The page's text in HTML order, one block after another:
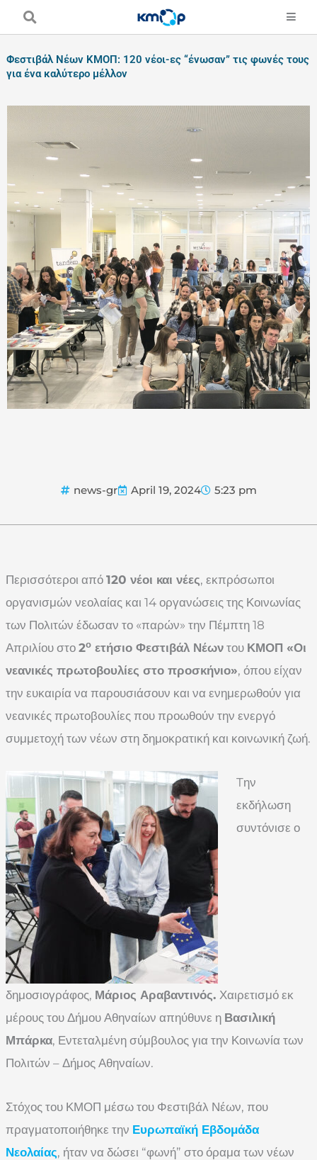
Φεστιβάλ Νέων ΚΜΟΠ: 120 νέοι-ες “ένωσαν” τις φωνές τους
για ένα καλύτερο μέλλον
news-gr April 19, 2024 5:23 pm
Περισσότεροι από 120 νέοι και νέες, εκπρόσωποι
οργανισμών νεολαίας και 14 οργανώσεις της Κοινωνίας
των Πολιτών έδωσαν το «παρών» την Πέμπτη 18
Απριλίου στο 2ο ετήσιο Φεστιβάλ Νέων του ΚΜΟΠ «Οι
νεανικές πρωτοβουλίες στο προσκήνιο», όπου είχαν
την ευκαιρία να παρουσιάσουν και να ενημερωθούν για
νεανικές πρωτοβουλίες που προωθούν την ενεργό
συμμετοχή των νέων στη δημοκρατική και κοινωνική ζωή.
Tην
εκδήλωση
συντόνισε ο
δημοσιογράφος, Μάριος Αραβαντινός. Χαιρετισμό εκ
μέρους του Δήμου Αθηναίων απηύθυνε η Βασιλική
Μπάρκα, Εντεταλμένη σύμβουλος για την Κοινωνία των
Πολιτών – Δήμος Αθηναίων.
Στόχος του ΚΜΟΠ μέσω του Φεστιβάλ Νέων, που
πραγματοποιήθηκε την Ευρωπαϊκή Εβδομάδα
Νεολαίας, ήταν να δώσει “φωνή” στο όραμα των νέων